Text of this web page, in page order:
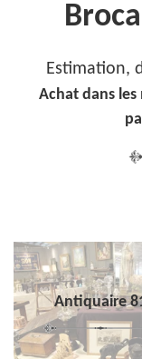
Estimation,
Achat dans
Antiquaire